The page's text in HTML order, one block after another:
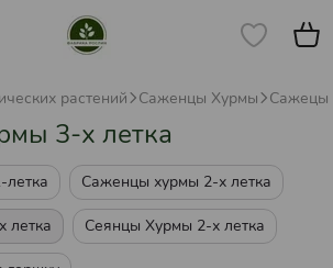
растений Саженцы Хурмы Сажецы
3-х летка
Саженцы хурмы 2-х летка
летка Сеянцы Хурмы 2-х летка